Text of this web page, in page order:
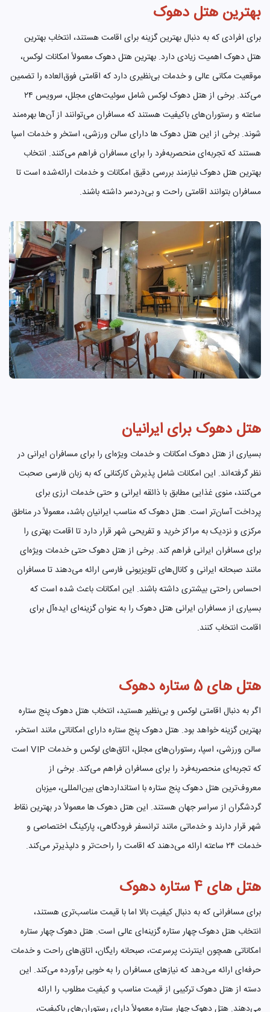
بهترین هتل دهوک
برای افرادی که به دنبال بهترین گزینه برای اقامت هستند، انتخاب بهترین
هتل دهوک اهمیت زیادی دارد. بهترین هتل دهوک معمولاً امکانات لوکس،
موقعیت مکانی عالی و خدمات بی‌نظیری دارد که اقامتی فوق‌العاده را تضمین
می‌کند. برخی از هتل دهوک لوکس شامل سوئیت‌های مجلل، سرویس ۲۴
ساعته و رستوران‌های باکیفیت هستند که مسافران می‌توانند از آن‌ها بهره‌مند
شوند. برخی از این هتل دهوک ها دارای سالن ورزشی، استخر و خدمات اسپا
هستند که تجربه‌ای منحصربه‌فرد را برای مسافران فراهم می‌کنند. انتخاب
بهترین هتل دهوک نیازمند بررسی دقیق امکانات و خدمات ارائه‌شده است تا
مسافران بتوانند اقامتی راحت و بی‌دردسر داشته باشند.
هتل دهوک برای ایرانیان
بسیاری از هتل دهوک امکانات و خدمات ویژه‌ای را برای مسافران ایرانی در
نظر گرفته‌اند. این امکانات شامل پذیرش کارکنانی که به زبان فارسی صحبت
می‌کنند، منوی غذایی مطابق با ذائقه ایرانی و حتی خدمات ارزی برای
پرداخت آسان‌تر است. هتل دهوک که مناسب ایرانیان باشد، معمولاً در مناطق
مرکزی و نزدیک به مراکز خرید و تفریحی شهر قرار دارد تا اقامت بهتری را
برای مسافران ایرانی فراهم کند. برخی از هتل دهوک حتی خدمات ویژه‌ای
مانند صبحانه ایرانی و کانال‌های تلویزیونی فارسی ارائه می‌دهند تا مسافران
احساس راحتی بیشتری داشته باشند. این امکانات باعث شده است که
بسیاری از مسافران ایرانی هتل دهوک را به عنوان گزینه‌ای ایده‌آل برای
اقامت انتخاب کنند.
هتل های 5 ستاره دهوک
اگر به دنبال اقامتی لوکس و بی‌نظیر هستید، انتخاب هتل دهوک پنج ستاره
بهترین گزینه خواهد بود. هتل دهوک پنج ستاره دارای امکاناتی مانند استخر،
سالن ورزشی، اسپا، رستوران‌های مجلل، اتاق‌های لوکس و خدمات VIP است
که تجربه‌ای منحصربه‌فرد را برای مسافران فراهم می‌کند. برخی از
معروف‌ترین هتل دهوک پنج ستاره با استانداردهای بین‌المللی، میزبان
گردشگران از سراسر جهان هستند. این هتل دهوک ها معمولاً در بهترین نقاط
شهر قرار دارند و خدماتی مانند ترانسفر فرودگاهی، پارکینگ اختصاصی و
خدمات ۲۴ ساعته ارائه می‌دهند که اقامت را راحت‌تر و دلپذیرتر می‌کند.
هتل های 4 ستاره دهوک
برای مسافرانی که به دنبال کیفیت بالا اما با قیمت مناسب‌تری هستند،
انتخاب هتل دهوک چهار ستاره گزینه‌ای عالی است. هتل دهوک چهار ستاره
امکاناتی همچون اینترنت پرسرعت، صبحانه رایگان، اتاق‌های راحت و خدمات
حرفه‌ای ارائه می‌دهد که نیازهای مسافران را به خوبی برآورده می‌کند. این
دسته از هتل دهوک ترکیبی از قیمت مناسب و کیفیت مطلوب را ارائه
می‌دهند. هتل دهوک چهار ستاره معمولاً دارای رستوران‌های باکیفیت،